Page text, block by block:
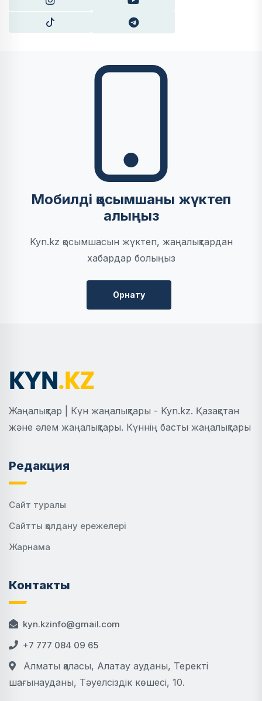
Мобилді қосымшаны жүктеп
алыңыз
Kyn.kz қосымшасын жүктеп, жаңалықтардан
хабардар болыңыз
Орнату
Жаңалықтар | Күн жаңалықтары - Kyn.kz. Қазақстан
және әлем жаңалықтары. Күннің басты жаңалықтары
Редакция
Сайт туралы
Сайтты қолдану ережелері
Жарнама
Контакты
kyn.kzinfo@gmail.com
+7 777 084 09 65
Алматы қаласы, Алатау ауданы, Теректі
шағынауданы, Тәуелсіздік көшесі, 10.